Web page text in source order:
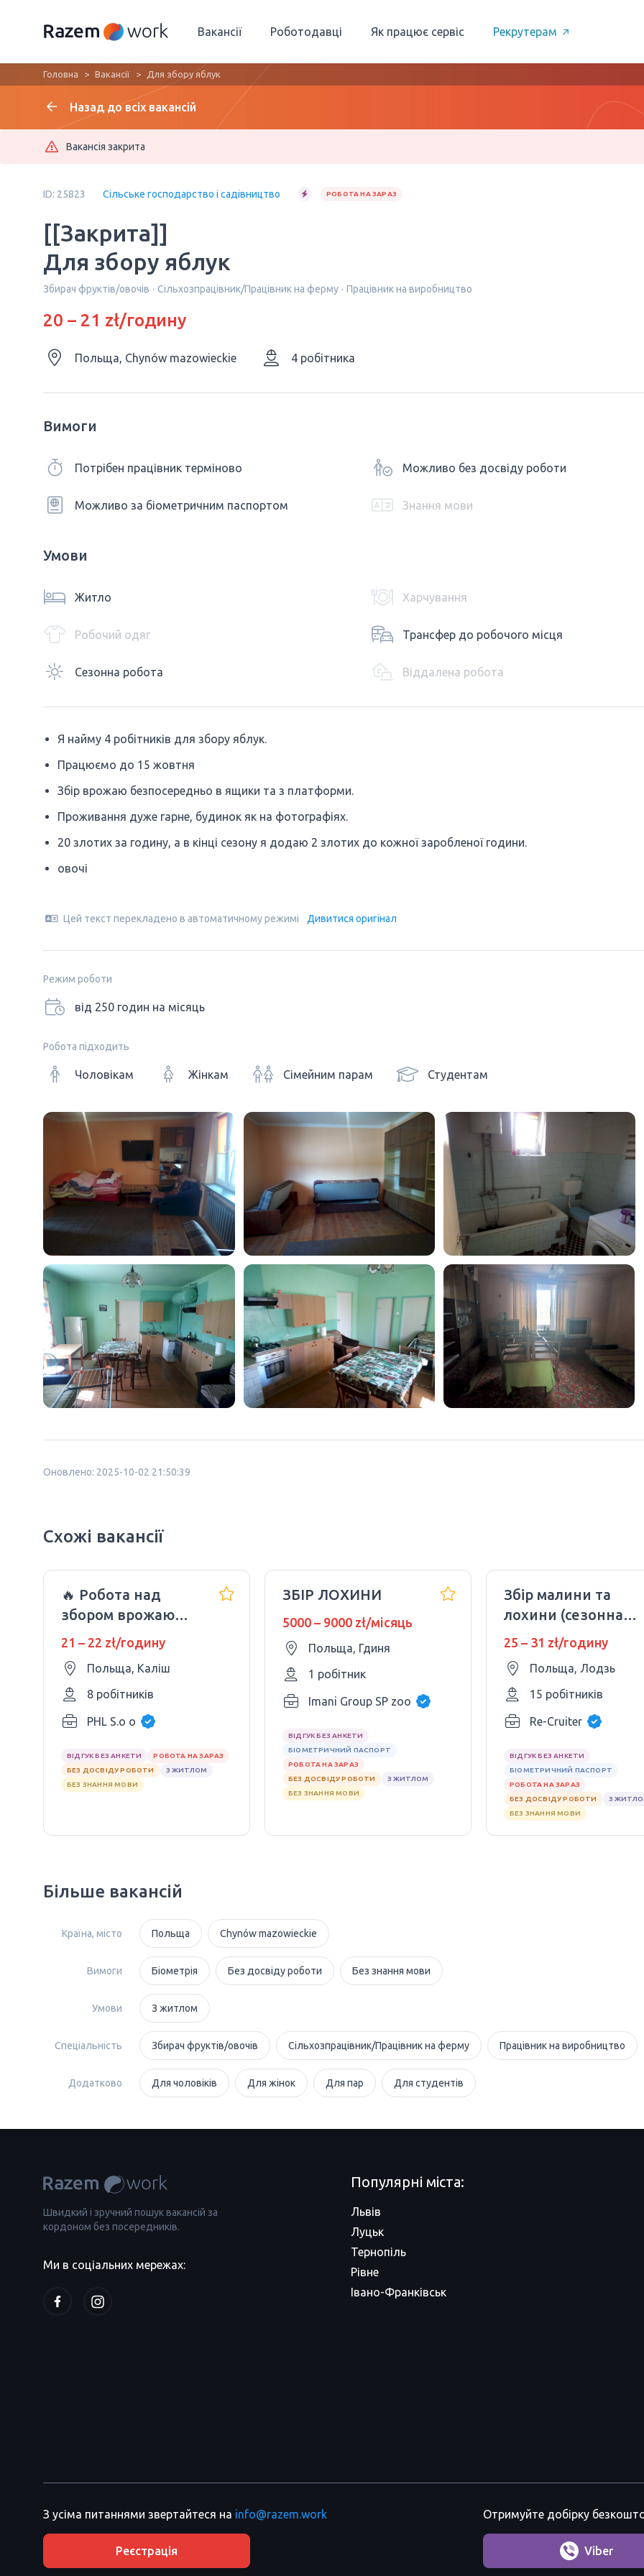
Вакансії Роботодавці Як працює сервіс Рекрутерам
Головна Вакансії Для збору яблук
Назад до всіх вакансій
Вакансія закрита
ID: 25823 Сільське господарство і садівництво РОБОТА НА ЗАРАЗ
[[Закрита]]
Для збору яблук
Збирач фруктів/овочів Сільхозпрацівник/Працівник на ферму Працівник на виробництво
20 – 21 zł/годину
Польща, Chynów mazowieckie 4 робітника
Вимоги
Потрібен працівник терміново Можливо без досвіду роботи
Можливо за біометричним паспортом Знання мови
Умови
Житло Харчування
Робочий одяг Трансфер до робочого місця
Сезонна робота Віддалена робота
Я найму 4 робітників для збору яблук.
Працюємо до 15 жовтня
Збір врожаю безпосередньо в ящики та з платформи.
Проживання дуже гарне, будинок як на фотографіях.
20 злотих за годину, а в кінці сезону я додаю 2 злотих до кожної заробленої години.
овочі
Цей текст перекладено в автоматичному режимі Дивитися оригінал
Режим роботи
від 250 годин на місяць
Робота підходить
Чоловікам Жінкам Сімейним парам Студентам
Оновлено: 2025-10-02 21:50:39
Схожі вакансії
🔥 Робота над
збором врожаю
огірків та
помідорів
21 – 22 zł/годину
Польща, Каліш
8 робітників
PHL S.o o
ВІДГУК БЕЗ АНКЕТИ
РОБОТА НА ЗАРАЗ
БЕЗ ДОСВІДУ РОБОТИ
З ЖИТЛОМ
БЕЗ ЗНАННЯ МОВИ
ЗБІР ЛОХИНИ
5000 – 9000 zł/місяць
Польща, Гдиня
1 робітник
Imani Group SP zoo
ВІДГУК БЕЗ АНКЕТИ
БІОМЕТРИЧНИЙ ПАСПОРТ
РОБОТА НА ЗАРАЗ
БЕЗ ДОСВІДУ РОБОТИ
З ЖИТЛОМ
БЕЗ ЗНАННЯ МОВИ
Збір малини та
лохини (сезонна
робота)
25 – 31 zł/годину
Польща, Лодзь
15 робітників
Re-Cruiter
ВІДГУК БЕЗ АНКЕТИ
БІОМЕТРИЧНИЙ ПАСПОРТ
РОБОТА НА ЗАРАЗ
БЕЗ ДОСВІДУ РОБОТИ
З
БЕЗ ЗНАННЯ МОВИ
Більше вакансій
Країна, місто Польща Chynów mazowieckie
Вимоги Біометрія Без досвіду роботи Без знання мови
Умови З житлом
Спеціальність Збирач фруктів/овочів Сільхозпрацівник/Працівник на ферму Працівник на виробництво
Додатково Для чоловіків Для жінок Для пар Для студентів
Швидкий і зручний пошук вакансій за
кордоном без посередників.
Ми в соціальних мережах:
Популярні міста:
Львів
Луцьк
Тернопіль
Рівне
Івано-Франківськ
З усіма питаннями звертайтеся на info@razem.work
Реєстрація
Отримуйте добірку
Viber